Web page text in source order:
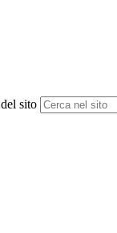
sito